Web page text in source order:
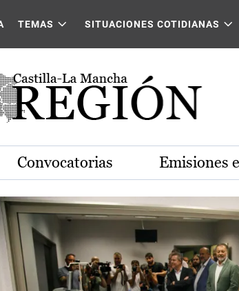
Mancha
TEMAS SITUACIONES COTIDIANAS
Convocatorias Emisiones